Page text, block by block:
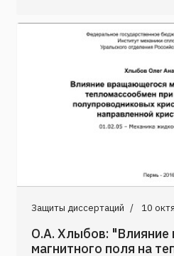
Защиты диссертаций 10
О.А. Хлыбов:
магнитного поля на